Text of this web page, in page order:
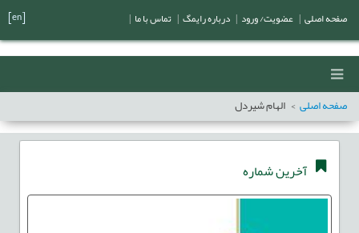
صفحه اصلی الهام شیردل
آخرین شماره
صفحه اصلی عضویت/ ورود درباره رایمگ تماس با ما